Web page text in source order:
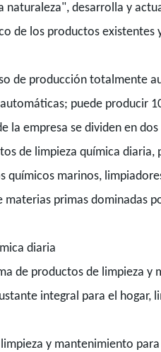
naturaleza", desarrolla y
de los productos existentes
de producción totalmente
puede producir
la empresa se dividen en
de limpieza química
químicos marinos,
primas dominadas
diaria
de productos de limpieza
integral para el
y mantenimiento